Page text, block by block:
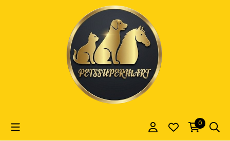
Las preferencias de cookies están actualmente cerradas.
0